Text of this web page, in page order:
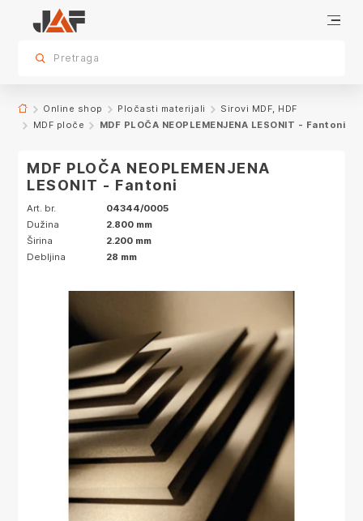
sr.skip-to.main-content
sr.skip-to.table-of-contents
sr.skip-to.main-navigation
Specifikacije
Pretraga
Online shop Pločasti materijali
Sirovi MDF, HDF
MDF ploče
MDF PLOČA NEOPLEMENJENA LESONIT - Fantoni
MDF PLOČA NEOPLEMENJENA
LESONIT - Fantoni
Art. br.
04344/0005
Dužina
2.800 mm
Širina
2.200 mm
Debljina
28 mm